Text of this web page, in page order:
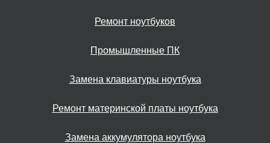
Ремонт ноутбуков
Промышленные ПК
Замена клавиатуры ноутбука
Ремонт материнской платы ноутбука
Замена аккумулятора ноутбука